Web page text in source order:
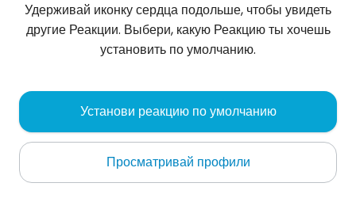
Misael , 28
Cochabamba
Oбо мне
Удерживай иконку сердца подольше, чтобы увидеть
другие Реакции. Выбери, какую Реакцию ты хочешь
установить по умолчанию.
Установи реакцию по умолчанию
Просматривай профили